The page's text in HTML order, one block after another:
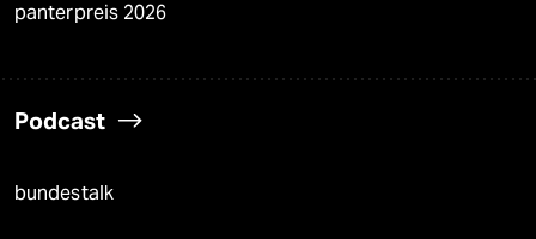
panterpreis 2026
Podcast
bundestalk